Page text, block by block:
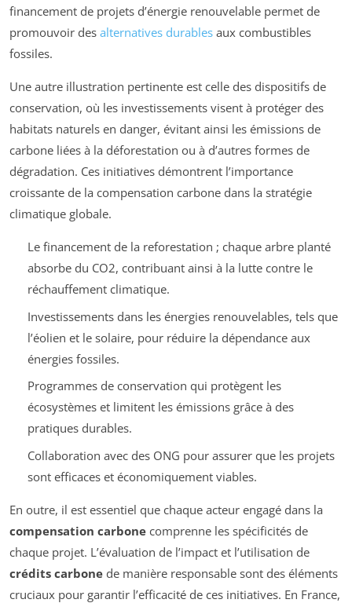
financement de projets d’énergie renouvelable permet de
promouvoir des alternatives durables aux combustibles
fossiles.
Une autre illustration pertinente est celle des dispositifs de
conservation, où les investissements visent à protéger des
habitats naturels en danger, évitant ainsi les émissions de
carbone liées à la déforestation ou à d’autres formes de
dégradation. Ces initiatives démontrent l’importance
croissante de la compensation carbone dans la stratégie
climatique globale.
Le financement de la reforestation ; chaque arbre planté
absorbe du CO2, contribuant ainsi à la lutte contre le
réchauffement climatique.
Investissements dans les énergies renouvelables, tels que
l’éolien et le solaire, pour réduire la dépendance aux
énergies fossiles.
Programmes de conservation qui protègent les
écosystèmes et limitent les émissions grâce à des
pratiques durables.
Collaboration avec des ONG pour assurer que les projets
sont efficaces et économiquement viables.
En outre, il est essentiel que chaque acteur engagé dans la
compensation carbone comprenne les spécificités de
chaque projet. L’évaluation de l’impact et l’utilisation de
crédits carbone de manière responsable sont des éléments
cruciaux pour garantir l’efficacité de ces initiatives. En France,